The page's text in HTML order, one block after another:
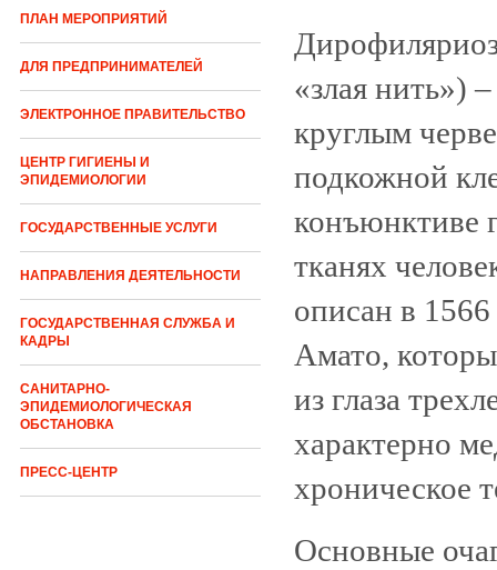
ПЛАН МЕРОПРИЯТИЙ
ДЛЯ ПРЕДПРИНИМАТЕЛЕЙ
ЭЛЕКТРОННОЕ ПРАВИТЕЛЬСТВО
ЦЕНТР ГИГИЕНЫ И
ЭПИДЕМИОЛОГИИ
ГОСУДАРСТВЕННЫЕ УСЛУГИ
НАПРАВЛЕНИЯ ДЕЯТЕЛЬНОСТИ
ГОСУДАРСТВЕННАЯ СЛУЖБА И
КАДРЫ
САНИТАРНО-
ЭПИДЕМИОЛОГИЧЕСКАЯ
ОБСТАНОВКА
ПРЕСС-ЦЕНТР
«злая нить»)
круглым
подкожной
конъюнктиве
тканях
описан в
Амато,
из глаза
характерно
хроническое
Основные